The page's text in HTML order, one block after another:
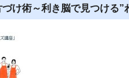
け術～利き脳で見つける